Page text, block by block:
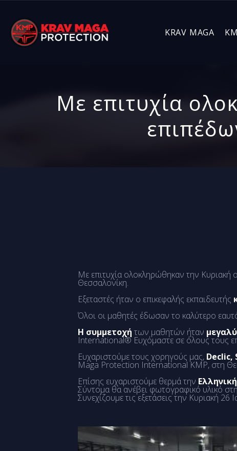
KRAV MAGA
Με επιτυχία
Με επιτυχία ολοκληρώθηκαν την Κυριακή
Θεσσαλονίκη.
Εξεταστές ήταν ο επικεφαλής εκπαιδευτής
Όλοι οι μαθητές έδωσαν το καλύτερο εαυτό
Η συμμετοχή των μαθητών ήταν
International® Ευχόμαστε σε όλους τους
Ευχαριστούμε τους χορηγούς μας, Declic,
Maga Protection International KMP, στη
Επίσης ευχαριστούμε θερμά την
Σύντομα θα ανέβει φωτογραφικό υλικό
Συνεχίζουμε τις εξετάσεις την Κυριακή